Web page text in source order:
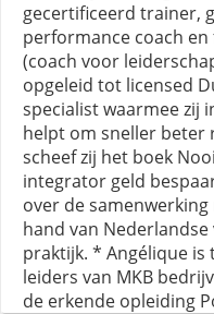
gecertificeerd trainer,
performance coach
(coach voor
opgeleid tot licensed
specialist waarmee zij
helpt om sneller beter
scheef zij het boek
integrator geld
over de
hand van
praktijk. * Angélique
leiders van MKB
de erkende opleiding